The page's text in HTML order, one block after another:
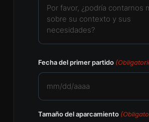
Fecha del primer partido
DD
Tamaño del aparcamiento